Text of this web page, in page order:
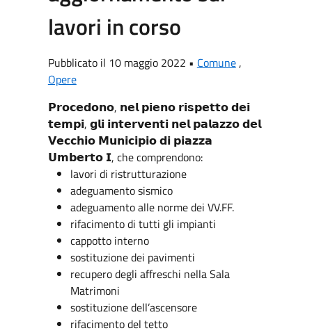
lavori in corso
Pubblicato il 10 maggio 2022 • Comune,
Opere
𝗣𝗿𝗼𝗰𝗲𝗱𝗼𝗻𝗼, 𝗻𝗲𝗹 𝗽𝗶𝗲𝗻𝗼 𝗿𝗶𝘀𝗽𝗲𝘁𝘁𝗼 𝗱𝗲𝗶
𝘁𝗲𝗺𝗽𝗶, 𝗴𝗹𝗶 𝗶𝗻𝘁𝗲𝗿𝘃𝗲𝗻𝘁𝗶 𝗻𝗲𝗹 𝗽𝗮𝗹𝗮𝘇𝘇𝗼 𝗱𝗲𝗹
𝗩𝗲𝗰𝗰𝗵𝗶𝗼 𝗠𝘂𝗻𝗶𝗰𝗶𝗽𝗶𝗼 𝗱𝗶 𝗽𝗶𝗮𝘇𝘇𝗮
𝗨𝗺𝗯𝗲𝗿𝘁𝗼 𝗜, che comprendono:
lavori di ristrutturazione
adeguamento sismico
adeguamento alle norme dei VV.FF.
rifacimento di tutti gli impianti
cappotto interno
sostituzione dei pavimenti
recupero degli affreschi nella Sala
Matrimoni
sostituzione dell’ascensore
rifacimento del tetto